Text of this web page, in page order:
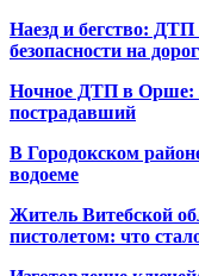
Наезд и бегство: ДТП
безопасности на
Ночное ДТП в Орше:
пострадавший
В Городокском
водоеме
Житель Витебской
пистолетом: что